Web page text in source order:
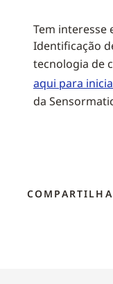
Tem interesse
Identificação
tecnologia de
aqui para
da